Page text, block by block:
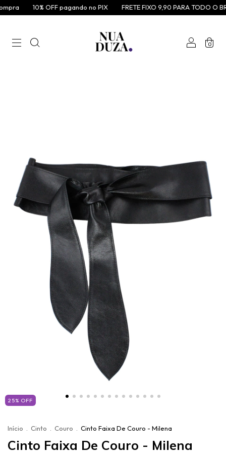
10% OFF pagando no PIX FRETE FIXO 9,90 PARA TODO O
0
25% OFF
Início Cinto Couro Cinto Faixa De Couro - Milena
Cinto Faixa De Couro - Milena